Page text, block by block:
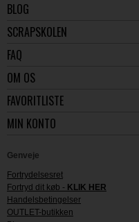
BLOG
SCRAPSKOLEN
FAQ
OM OS
FAVORITLISTE
MIN KONTO
Genveje
Fortrydelsesret
Fortryd dit køb - KLIK HER
Handelsbetingelser
OUTLET-butikken